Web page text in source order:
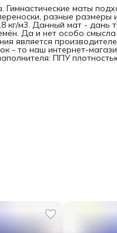
маты
разные размеры
кг/м3. Данный мат - дань
Да и нет особо смысла
является
- то наш интернет-
ППУ